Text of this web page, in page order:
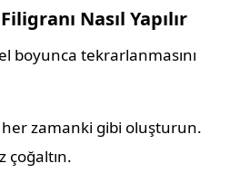
Nasıl Yapılır
boyunca tekrarlanmasını
zamanki gibi oluşturun.
çoğaltın.